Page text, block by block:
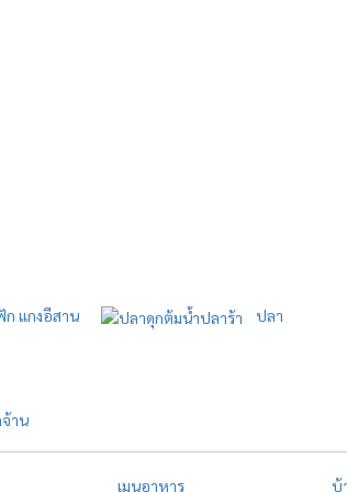
ก แกงอีสาน ปลา
าน
เมนูอาหาร บ้